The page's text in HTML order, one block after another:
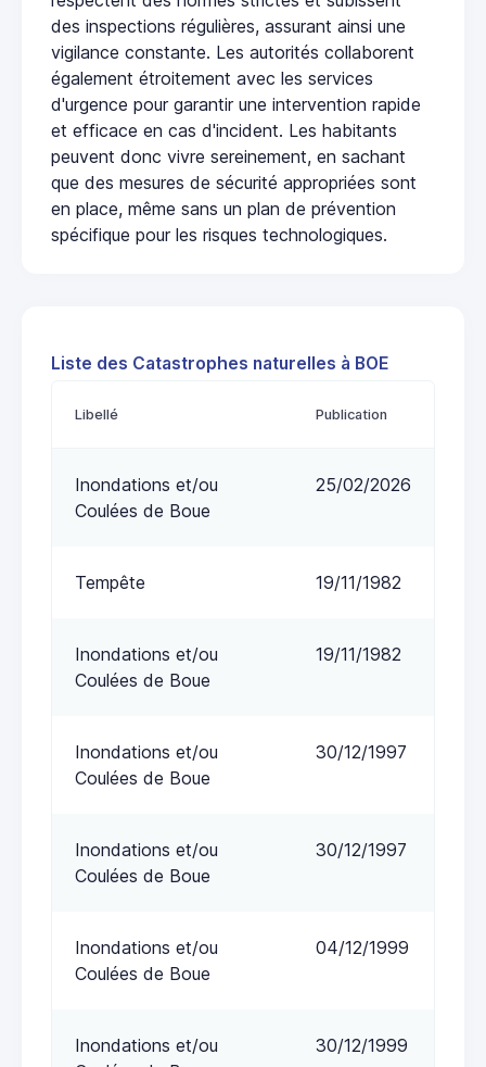
des inspections régulières, assurant ainsi une
vigilance constante. Les autorités collaborent
également étroitement avec les services
d'urgence pour garantir une intervention rapide
et efficace en cas d'incident. Les habitants
peuvent donc vivre sereinement, en sachant
que des mesures de sécurité appropriées sont
en place, même sans un plan de prévention
spécifique pour les risques technologiques.
Liste des Catastrophes naturelles à BOE
Libellé Publication
Inondations et/ou
Coulées de Boue
25/02/2026
Tempête 19/11/1982
Inondations et/ou
Coulées de Boue
19/11/1982
Inondations et/ou
Coulées de Boue
30/12/1997
Inondations et/ou
Coulées de Boue
30/12/1997
Inondations et/ou
Coulées de Boue
04/12/1999
Inondations et/ou
30/12/1999